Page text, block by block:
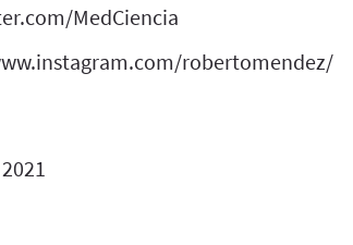
MedCiencia
robertomendez/